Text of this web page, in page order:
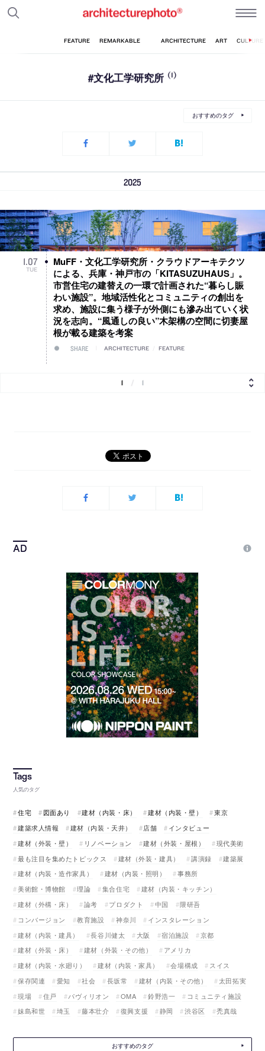
#文化工学研究所 (1)
おすすめのタグ
2025
1.07
TUE
MuFF・文化工学研究所・クラウドアーキテクツ
による、兵庫・神戸市の「KITASUZUHAUS」。
市営住宅の建替えの一環で計画された“暮らし賑
わい施設”。地域活性化とコミュニティの創出を
求め、施設に集う様子が外側にも滲み出ていく状
況を志向。“風通しの良い”木架構の空間に切妻屋
根が載る建築を考案
SHARE ARCHITECTURE FEATURE
1 1
人気のタグ
住宅 図面あり 建材（内装・床） 建材（内装・壁）
東京
建築求人情報
建材（内装・天井） 店舗
インタビュー
建材（外装・壁）
リノベーション 建材（外装・屋根）
現代美術
最も注目を集めたトピックス
建材（外装・建具） 講演録
建築展
建材（内装・造作家具）
建材（内装・照明）
事務所
美術館・博物館
理論 集合住宅
建材（内装・キッチン）
建材（外構・床）
論考 プロダクト 中国
隈研吾
コンバージョン
教育施設 神奈川
インスタレーション
建材（内装・建具）
長谷川健太 大阪 宿泊施設
京都
建材（外装・床）
建材（外装・その他）
アメリカ
建材（内装・水廻り）
建材（内装・家具） 会場構成
スイス
保存関連
愛知 社会 長坂常 建材（内装・その他）
太田拓実
現場
住戸 パヴィリオン OMA 鈴野浩一
コミュニティ施設
妹島和世
埼玉 藤本壮介 復興支援 静岡 渋谷区 禿真哉
おすすめのタグ